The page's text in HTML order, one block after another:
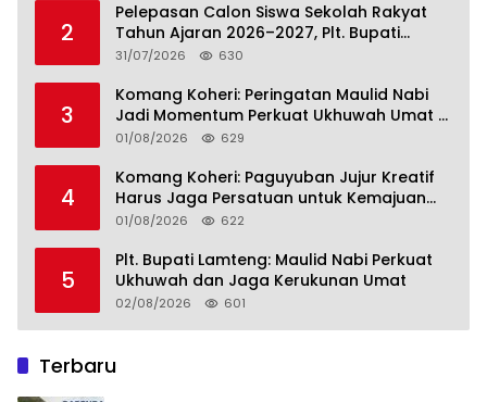
2
Pelepasan Calon Siswa Sekolah Rakyat
Tahun Ajaran 2026–2027, Plt. Bupati
Lamteng Tegaskan Komitmen Hadirkan
31/07/2026 630
3
Komang Koheri: Peringatan Maulid Nabi
Jadi Momentum Perkuat Ukhuwah Umat di
Lampung Tengah
01/08/2026 629
4
Komang Koheri: Paguyuban Jujur Kreatif
Harus Jaga Persatuan untuk Kemajuan
Lampung Tengah
01/08/2026 622
5
Plt. Bupati Lamteng: Maulid Nabi Perkuat
Ukhuwah dan Jaga Kerukunan Umat
02/08/2026 601
Terbaru